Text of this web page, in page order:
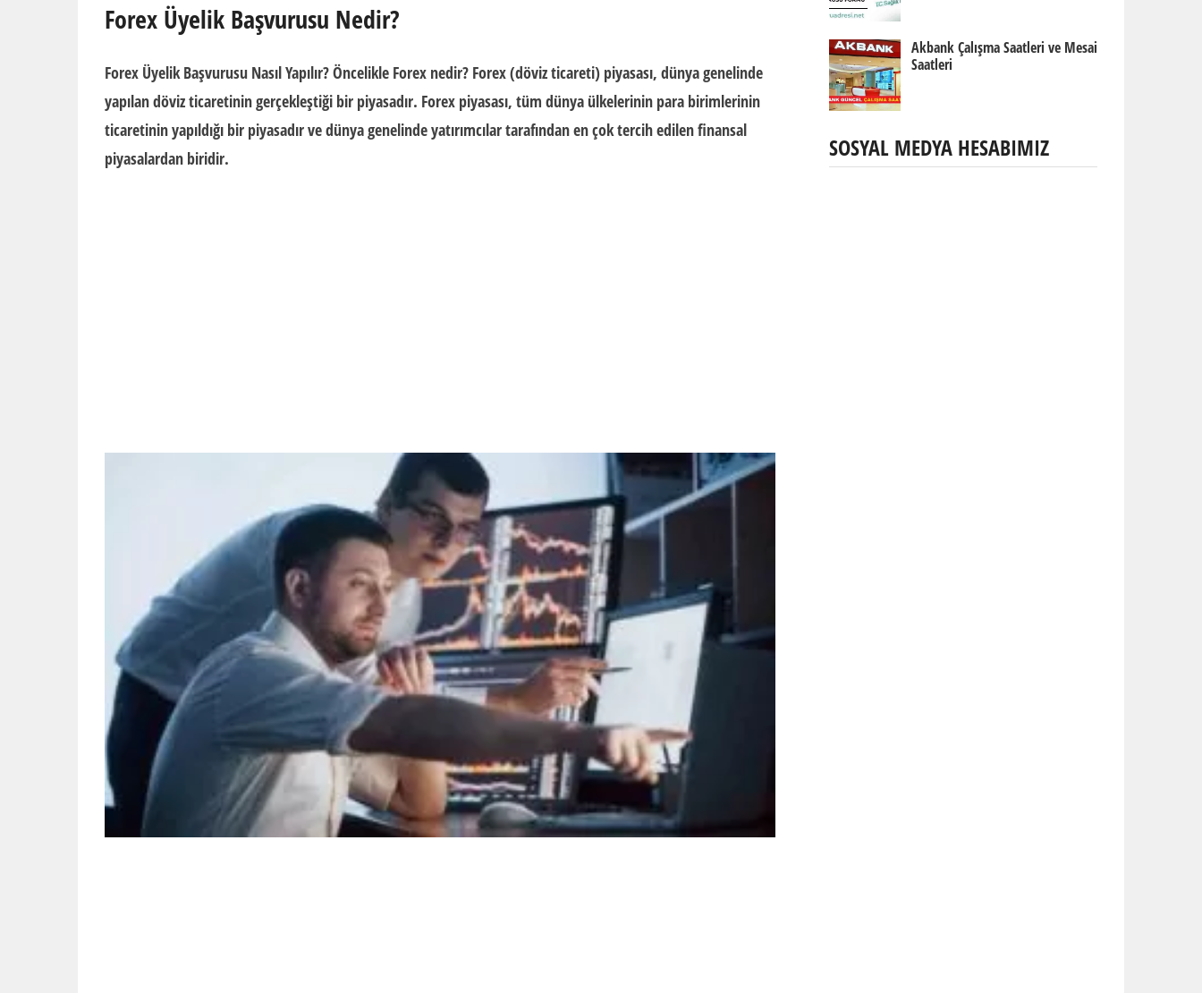
Forex Üyelik Başvurusu Nedir?
Forex Üyelik Başvurusu Nasıl Yapılır? Öncelikle Forex nedir? Forex (döviz ticareti) piyasası, dünya genelinde
yapılan döviz ticaretinin gerçekleştiği bir piyasadır. Forex piyasası, tüm dünya ülkelerinin para birimlerinin
ticaretinin yapıldığı bir piyasadır ve dünya genelinde yatırımcılar tarafından en çok tercih edilen finansal
piyasalardan biridir.
Akbank Çalışma Saatleri ve Mesai
Saatleri
SOSYAL MEDYA HESABIMIZ